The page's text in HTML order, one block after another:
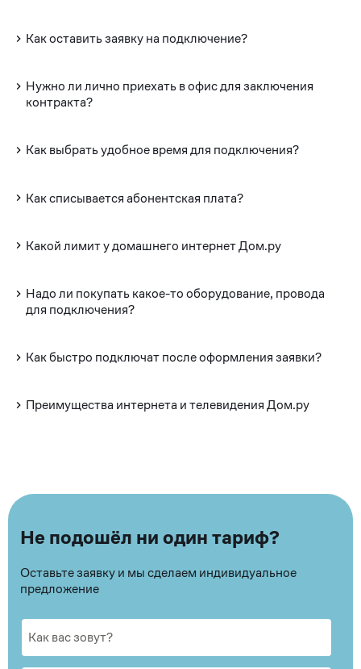
Как оставить заявку на подключение?
Нужно ли лично приехать в офис для заключения
контракта?
Как выбрать удобное время для подключения?
Как списывается абонентская плата?
Какой лимит у домашнего интернет Дом.ру
Надо ли покупать какое-то оборудование, провода
для подключения?
Как быстро подключат после оформления заявки?
Преимущества интернета и телевидения Дом.ру
Не подошёл ни один тариф?
Оставьте заявку и мы сделаем индивидуальное
предложение